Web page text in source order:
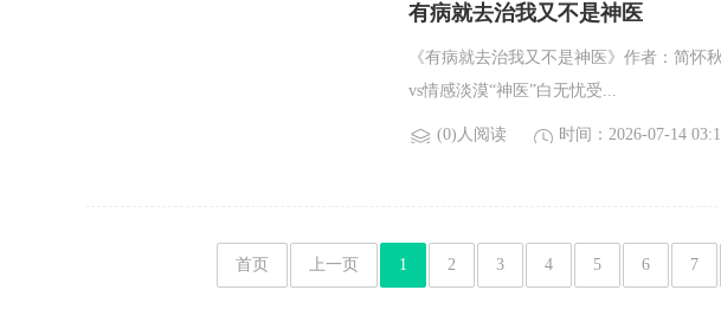
有病就去治我又不是神医
《有病就去治我又不是神医》作者：简怀
vs情感淡漠“神医”白无忧受...
(0)人阅读 时间：2026-07-14
首页 上一页 1 2 3 4 5 6 7